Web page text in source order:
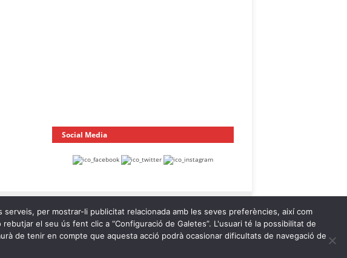
Social Media
per mostrar-li publicitat relacionada amb les seves preferències, així com
el seu ús fent clic a “Configuració de Galetes”. L'usuari té la possibilitat de
de tenir en compte que aquesta acció podrà ocasionar dificultats de navegació de